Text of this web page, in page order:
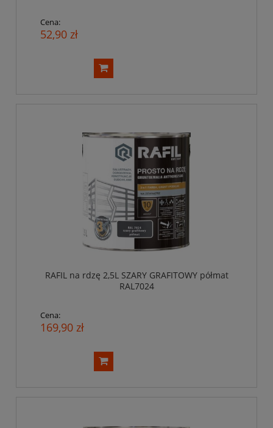
Cena:
52,90 zł
RAFIL na rdzę 2,5L SZARY GRAFITOWY półmat
RAL7024
Cena:
169,90 zł